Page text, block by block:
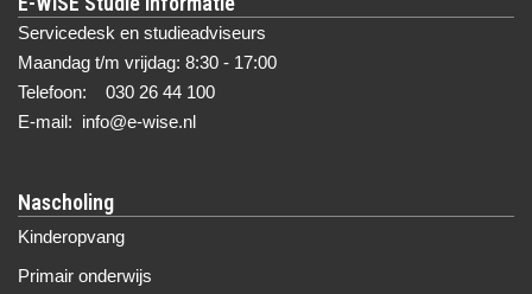
Servicedesk en studieadviseurs
Maandag t/m vrijdag: 8:30 - 17:00
Telefoon: 030 26 44 100
E-mail: info@e-wise.nl
Nascholing
Kinderopvang
Primair onderwijs